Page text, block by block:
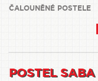
ČALOUNĚNÉ POSTELE
POSTEL